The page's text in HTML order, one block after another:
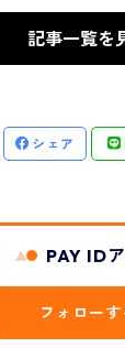
記事一覧を
シェア
PAY ID
フォローす